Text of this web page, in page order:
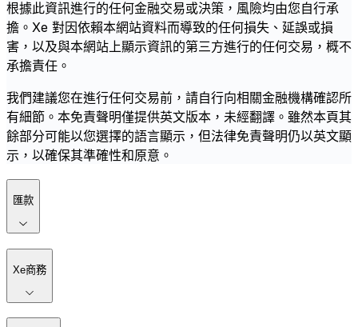
根據此資訊進行的任何金融交易或決策，風險均由您自行承
擔。Xe 對因依賴本網站資料而導致的任何損失、延誤或損
害，以及與本網站上顯示資訊的第三方進行的任何交易，概不
承擔責任。
我們建議您在進行任何交易前，請自行向相關金融機構確認所
有細節。本免責聲明僅提供英文版本，未經翻譯。雖然本頁其
餘部分可能以您選擇的語言顯示，但法律免責聲明仍以英文顯
示，以確保其準確性和原意。
匯款
Xe商務